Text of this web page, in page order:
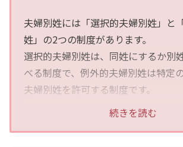
夫婦別姓には「選択的夫婦別姓」と
姓」の2つの制度があります。
選択的夫婦別姓は、同姓にするか別
べる制度で、例外的夫婦別姓は特定
夫婦別姓を許可する制度です。
続きを読む